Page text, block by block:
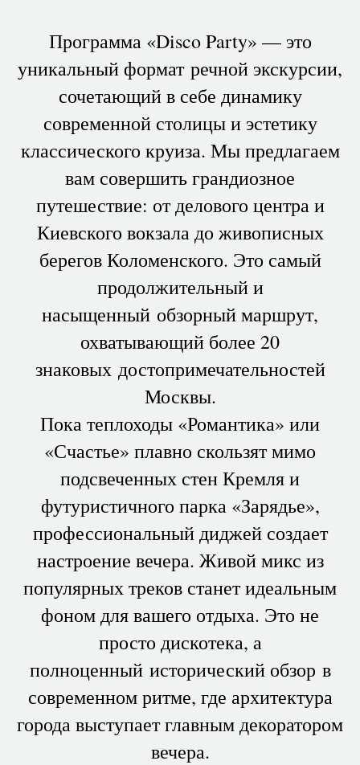
Программа «Disco Party» — это
уникальный формат речной экскурсии,
сочетающий в себе динамику
современной столицы и эстетику
классического круиза. Мы предлагаем
вам совершить грандиозное
путешествие: от делового центра и
Киевского вокзала до живописных
берегов Коломенского. Это самый
продолжительный и
насыщенный обзорный маршрут,
охватывающий более 20
знаковых достопримечательностей
Москвы.
Пока теплоходы «Романтика» или
«Счастье» плавно скользят мимо
подсвеченных стен Кремля и
футуристичного парка «Зарядье»,
профессиональный диджей создает
настроение вечера. Живой микс из
популярных треков станет идеальным
фоном для вашего отдыха. Это не
просто дискотека, а
полноценный исторический обзор в
современном ритме, где архитектура
города выступает главным декоратором
вечера.